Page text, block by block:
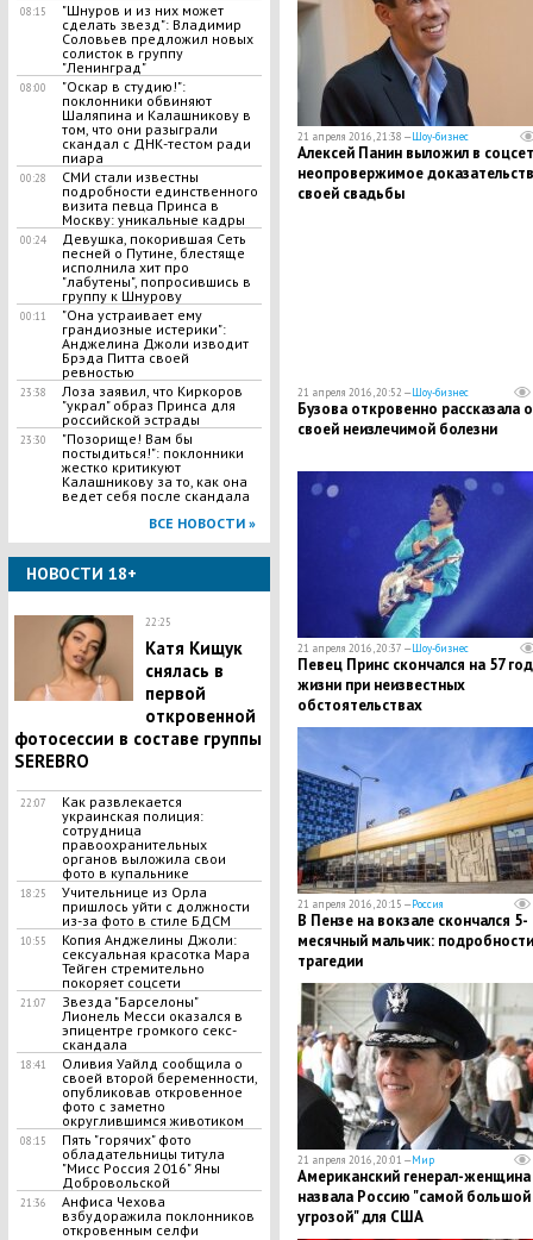
08:15
"Шнуров и из них может
сделать звезд": Владимир
Соловьев предложил новых
солисток в группу
"Ленинград"
08:00
"Оскар в студию!":
поклонники обвиняют
Шаляпина и Калашникову в
том, что они разыграли
скандал с ДНК-тестом ради
пиара
00:28
СМИ стали известны
подробности единственного
визита певца Принса в
Москву: уникальные кадры
00:24
Девушка, покорившая Сеть
песней о Путине, блестяще
исполнила хит про
"лабутены", попросившись в
группу к Шнурову
00:11
"Она устраивает ему
грандиозные истерики":
Анджелина Джоли изводит
Брэда Питта своей
ревностью
23:38
Лоза заявил, что Киркоров
"украл" образ Принса для
российской эстрады
23:30
"Позорище! Вам бы
постыдиться!": поклонники
жестко критикуют
Калашникову за то, как она
ведет себя после скандала
ВСЕ НОВОСТИ »
НОВОСТИ 18+
22:25
Катя Кищук
снялась в
первой
откровенной
фотосессии в составе группы
SEREBRO
22:07
Как развлекается
украинская полиция:
сотрудница
правоохранительных
органов выложила свои
фото в купальнике
18:25
Учительнице из Орла
пришлось уйти с должности
из-за фото в стиле БДСМ
10:55
Копия Анджелины Джоли:
сексуальная красотка Мара
Тейген стремительно
покоряет соцсети
21:07
Звезда "Барселоны"
Лионель Месси оказался в
эпицентре громкого секс-
скандала
18:41
Оливия Уайлд сообщила о
своей второй беременности,
опубликовав откровенное
фото с заметно
округлившимся животиком
08:15
Пять "горячих" фото
обладательницы титула
"Мисс Россия 2016" Яны
Добровольской
21:36
Анфиса Чехова
взбудоражила поклонников
откровенным селфи
21 апреля 2016, 21:38 —Шоу-бизнес
Алексей Панин выложил в
неопровержимое
своей свадьбы
21 апреля 2016, 20:52 —Шоу-бизнес
Бузова откровенно рассказала о
своей неизлечимой болезни
21 апреля 2016, 20:37 —Шоу-бизнес
Певец Принс скончался на 57
жизни при неизвестных
обстоятельствах
21 апреля 2016, 20:15 —Россия
В Пензе на вокзале скончался 5-
месячный мальчик: подробности
трагедии
21 апреля 2016, 20:01 —Мир
Американский генерал-женщина
назвала Россию "самой большой
угрозой" для США